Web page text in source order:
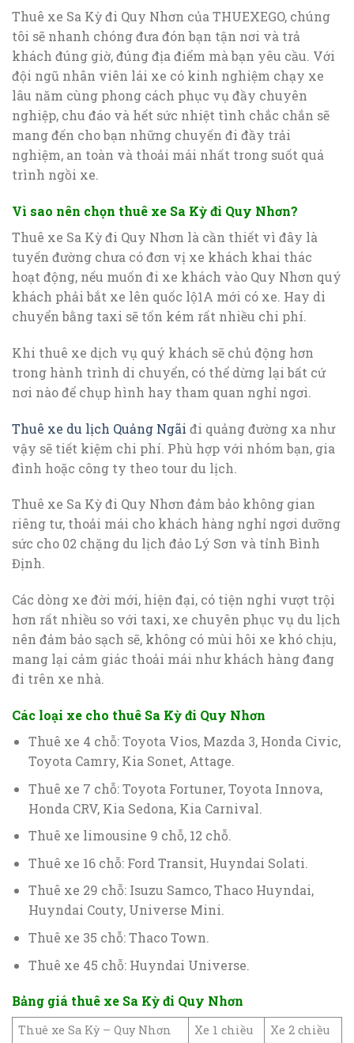
Thuê xe Sa Kỳ đi Quy Nhơn của THUEXEGO, chúng
tôi sẽ nhanh chóng đưa đón bạn tận nơi và trả
khách đúng giờ, đúng địa điểm mà bạn yêu cầu. Với
đội ngũ nhân viên lái xe có kinh nghiệm chạy xe
lâu năm cùng phong cách phục vụ đầy chuyên
nghiệp, chu đáo và hết sức nhiệt tình chắc chắn sẽ
mang đến cho bạn những chuyến đi đầy trải
nghiệm, an toàn và thoải mái nhất trong suốt quá
trình ngồi xe.
Vì sao nên chọn thuê xe Sa Kỳ đi Quy Nhơn?
Thuê xe Sa Kỳ đi Quy Nhơn là cần thiết vì đây là
tuyến đường chưa có đơn vị xe khách khai thác
hoạt động, nếu muốn đi xe khách vào Quy Nhơn quý
khách phải bắt xe lên quốc lộ1A mới có xe. Hay di
chuyển bằng taxi sẽ tốn kém rất nhiều chi phí.
Khi thuê xe dịch vụ quý khách sẽ chủ động hơn
trong hành trình di chuyển, có thể dừng lại bất cứ
nơi nào để chụp hình hay tham quan nghỉ ngơi.
Thuê xe du lịch Quảng Ngãi đi quảng đường xa như
vậy sẽ tiết kiệm chi phí. Phù hợp với nhóm bạn, gia
đình hoặc công ty theo tour du lịch.
Thuê xe Sa Kỳ đi Quy Nhơn đảm bảo không gian
riêng tư, thoải mái cho khách hàng nghỉ ngơi dưỡng
sức cho 02 chặng du lịch đảo Lý Sơn và tỉnh Bình
Định.
Các dòng xe đời mới, hiện đại, có tiện nghi vượt trội
hơn rất nhiều so với taxi, xe chuyên phục vụ du lịch
nên đảm bảo sạch sẽ, không có mùi hôi xe khó chịu,
mang lại cảm giác thoải mái như khách hàng đang
đi trên xe nhà.
Các loại xe cho thuê Sa Kỳ đi Quy Nhơn
Thuê xe 4 chỗ: Toyota Vios, Mazda 3, Honda Civic,
Toyota Camry, Kia Sonet, Attage.
Thuê xe 7 chỗ: Toyota Fortuner, Toyota Innova,
Honda CRV, Kia Sedona, Kia Carnival.
Thuê xe limousine 9 chỗ, 12 chỗ.
Thuê xe 16 chỗ: Ford Transit, Huyndai Solati.
Thuê xe 29 chỗ: Isuzu Samco, Thaco Huyndai,
Huyndai Couty, Universe Mini.
Thuê xe 35 chỗ: Thaco Town.
Thuê xe 45 chỗ: Huyndai Universe.
Bảng giá thuê xe Sa Kỳ đi Quy Nhơn
Thuê xe Sa Kỳ – Quy Nhơn Xe 1 chiều
Xe 2 chiều